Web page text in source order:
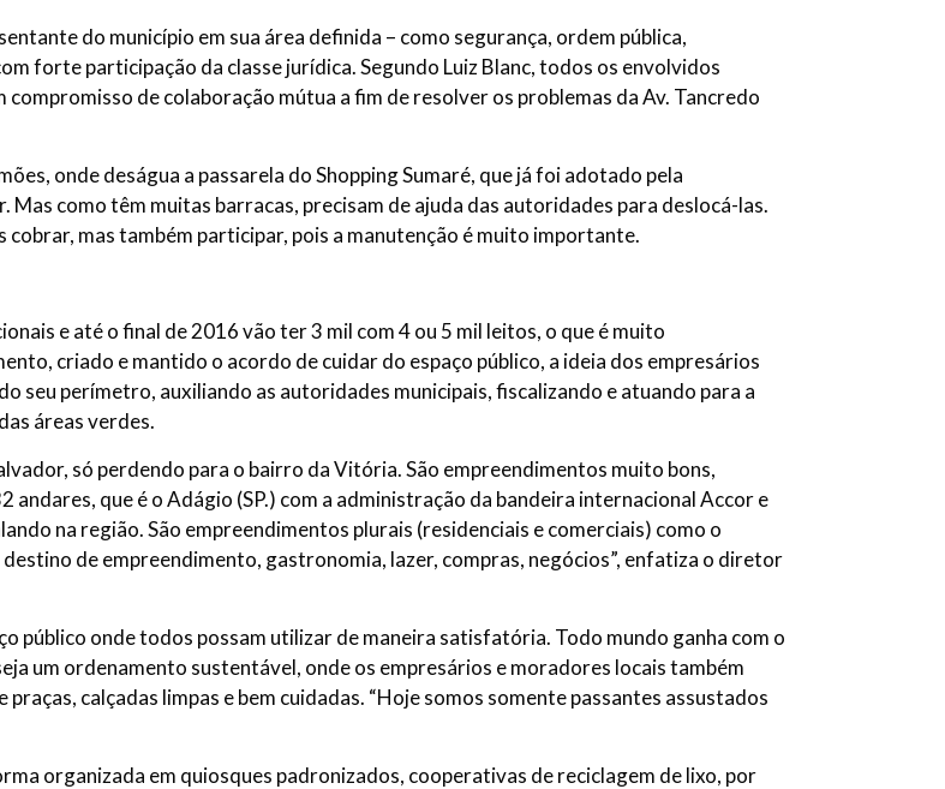
do município em sua área definida – como segurança, ordem pública,
forte participação da classe jurídica. Segundo Luiz Blanc, todos os envolvidos
de colaboração mútua a fim de resolver os problemas da Av. Tancredo
onde deságua a passarela do Shopping Sumaré, que já foi adotado pela
como têm muitas barracas, precisam de ajuda das autoridades para deslocá-las.
cobrar, mas também participar, pois a manutenção é muito importante.
e até o final de 2016 vão ter 3 mil com 4 ou 5 mil leitos, o que é muito
criado e mantido o acordo de cuidar do espaço público, a ideia dos empresários
seu perímetro, auxiliando as autoridades municipais, fiscalizando e atuando para a
áreas verdes.
só perdendo para o bairro da Vitória. São empreendimentos muito bons,
andares, que é o Adágio (SP.) com a administração da bandeira internacional Accor e
na região. São empreendimentos plurais (residenciais e comerciais) como o
de empreendimento, gastronomia, lazer, compras, negócios”, enfatiza o diretor
público onde todos possam utilizar de maneira satisfatória. Todo mundo ganha com o
um ordenamento sustentável, onde os empresários e moradores locais também
calçadas limpas e bem cuidadas. “Hoje somos somente passantes assustados
organizada em quiosques padronizados, cooperativas de reciclagem de lixo, por